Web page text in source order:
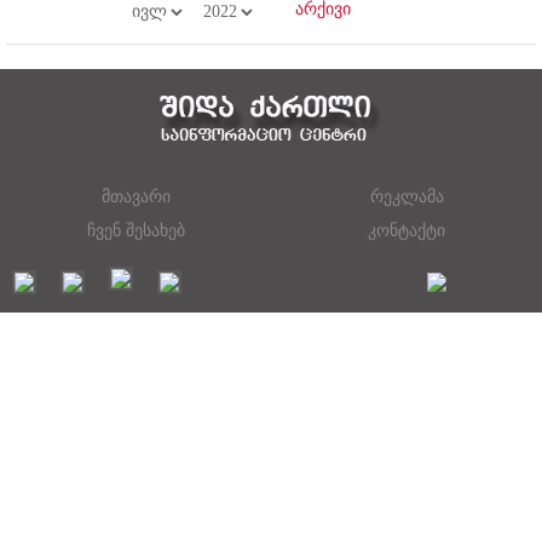
მთავარი
რეკლამა
ჩვენ შესახებ
კონტაქტი